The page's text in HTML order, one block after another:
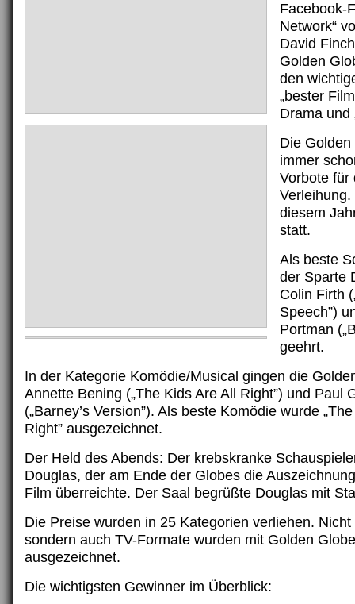
Facebook-
Network“
David
Golden
den
„bester
Drama und
Die
immer
Vorbote für
diesem
statt.
Als beste
der Sparte
Colin Firth
Speech”)
Portman
geehrt.
In der Kategorie Komödie/Musical gingen die
Annette Bening („The Kids Are All Right”) und Paul
(„Barney’s Version”). Als beste Komödie wurde
Right” ausgezeichnet.
Der Held des Abends: Der krebskranke
Douglas, der am Ende der Globes die
Film überreichte. Der Saal begrüßte Douglas mit
Die Preise wurden in 25 Kategorien verliehen.
sondern auch TV-Formate wurden mit Golden
ausgezeichnet.
Die wichtigsten Gewinner im Überblick: